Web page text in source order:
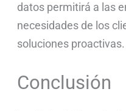
datos permitirá a las
necesidades de los
soluciones proactivas.
Conclusión